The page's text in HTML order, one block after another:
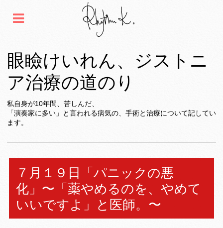
眼瞼けいれん、ジストニ
ア治療の道のり
私自身が10年間、苦しんだ、
「演奏家に多い」と言われる病気の、手術と治療について記してい
ます。
７月１９日「パニックの悪
化」〜「薬やめるのを、やめて
いいですよ」と医師。〜